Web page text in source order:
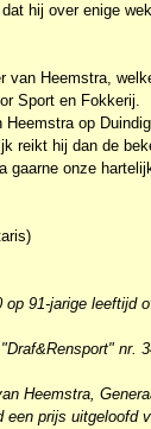
hij over enige
van Heemstra,
Sport en Fokkerij.
Heemstra op
reikt hij dan de
gaarne onze
91-jarige leeftijd
nr.
Heemstra,
prijs uitgeloofd